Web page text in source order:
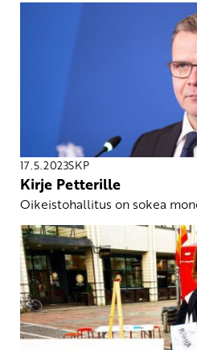
17.5.2023SKP
Kirje Petterille
Oikeistohallitus on sokea